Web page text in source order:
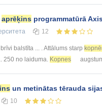
aprēķins programmatūrā
12
balstīta ... . Attālums starp
250 no laiduma. Kopnes
un metinātas tērauda
10